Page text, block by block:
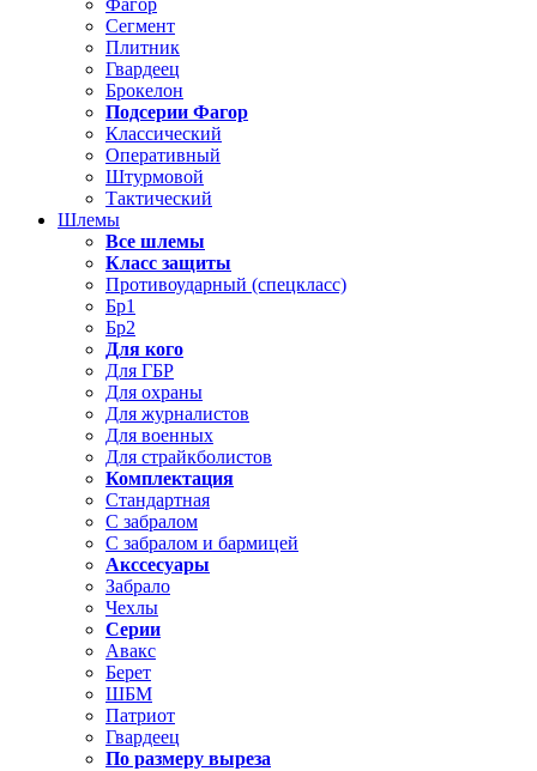
Фагор
Сегмент
Плитник
Гвардеец
Брокелон
Подсерии Фагор
Классический
Оперативный
Штурмовой
Тактический
Шлемы
Все шлемы
Класс защиты
Противоударный (спецкласс)
Бр1
Бр2
Для кого
Для ГБР
Для охраны
Для журналистов
Для военных
Для страйкболистов
Комплектация
Стандартная
С забралом
С забралом и бармицей
Акссесуары
Забрало
Чехлы
Серии
Авакс
Берет
ШБМ
Патриот
Гвардеец
По размеру выреза